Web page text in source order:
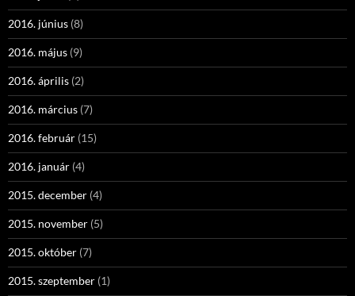
2016. június (8)
2016. május (9)
2016. április (2)
2016. március (7)
2016. február (15)
2016. január (4)
2015. december (4)
2015. november (5)
2015. október (7)
2015. szeptember (1)